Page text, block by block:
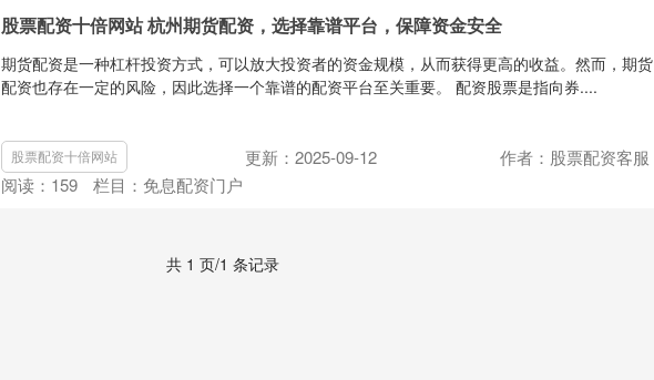
股票配资十倍网站 杭州期货配资，选择靠谱平台，保障资金安全
期货配资是一种杠杆投资方式，可以放大投资者的资金规模，从而获得更高的收益。然而，期货
配资也存在一定的风险，因此选择一个靠谱的配资平台至关重要。 配资股票是指向券....
股票配资十倍网站 更新：2025-09-12
作者：股票配资客服
阅读： 159 栏目： 免息配资门户
共 1 页/1 条记录